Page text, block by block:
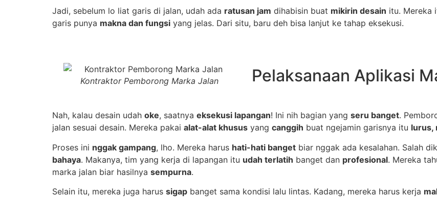
Jadi, sebelum lo liat garis di jalan, udah ada ratusan jam dihabisin buat mikirin desain itu. Mereka
garis punya makna dan fungsi yang jelas. Dari situ, baru deh bisa lanjut ke tahap eksekusi.
Kontraktor Pemborong Marka Jalan Pelaksanaan Aplikasi
Nah, kalau desain udah oke, saatnya eksekusi lapangan! Ini nih bagian yang seru banget.
jalan sesuai desain. Mereka pakai alat-alat khusus yang canggih buat ngejamin garisnya itu lurus,
Proses ini nggak gampang, lho. Mereka harus hati-hati banget biar nggak ada kesalahan. Salah
bahaya. Makanya, tim yang kerja di lapangan itu udah terlatih banget dan profesional. Mereka
marka jalan biar hasilnya sempurna.
Selain itu, mereka juga harus sigap banget sama kondisi lalu lintas. Kadang, mereka harus kerja